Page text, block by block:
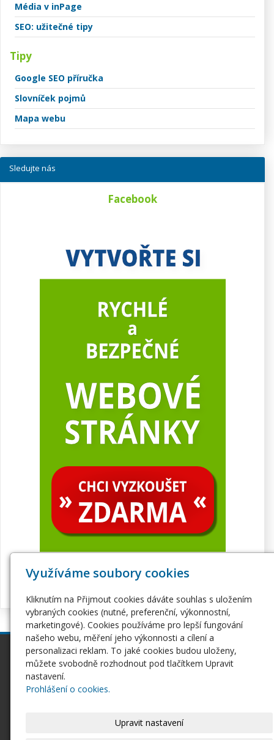
Média v inPage
SEO: užitečné tipy
Tipy
Google SEO příručka
Slovníček pojmů
Mapa webu
Sledujte nás
Facebook
inPage
Webové stránky
Pro začátečníky
Seznámení s inPage
Webhosting
Hosting
Ostatní
Využíváme soubory cookies
Kliknutím na Přijmout cookies dáváte souhlas s uložením
vybraných cookies (nutné, preferenční, výkonnostní,
marketingové). Cookies používáme pro lepší fungování
našeho webu, měření jeho výkonnosti a cílení a
personalizaci reklam. To jaké cookies budou uloženy,
můžete svobodně rozhodnout pod tlačítkem Upravit
nastavení.
Prohlášení o cookies.
Upravit nastavení